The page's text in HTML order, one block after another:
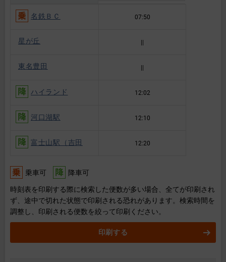
名鉄ＢＣ
星が丘
東名豊田
ハイランド
河口湖駅
富士山駅（吉田
07:50
||
||
12:02
12:10
12:20
乗車可
降車可
時刻表を印刷する際に検索した便数が多い場合、全てが印刷され
ず、途中で切れた状態で印刷される恐れがあります。検索時間を
調整し、印刷される便数を絞って印刷ください。
印刷する